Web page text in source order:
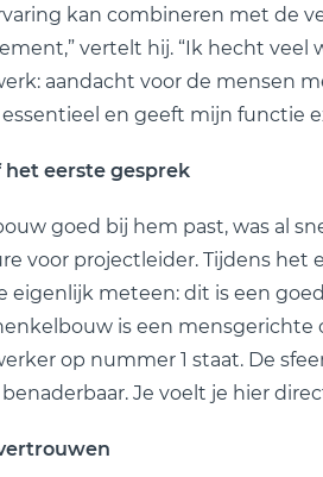
kan combineren met de
vertelt hij. “Ik hecht veel
aandacht voor de mensen
en geeft mijn functie
het eerste gesprek
goed bij hem past, was al
voor projectleider. Tijdens het
eigenlijk meteen: dit is een
is een mensgerichte
op nummer 1 staat. De
Je voelt je hier